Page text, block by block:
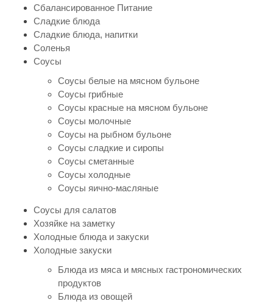
Сбалансированное Питание
Сладкие блюда
Сладкие блюда, напитки
Соленья
Соусы
Соусы белые на мясном бульоне
Соусы грибные
Соусы красные на мясном бульоне
Соусы молочные
Соусы на рыбном бульоне
Соусы сладкие и сиропы
Соусы сметанные
Соусы холодные
Соусы яично-масляные
Соусы для салатов
Хозяйке на заметку
Холодные блюда и закуски
Холодные закуски
Блюда из мяса и мясных гастрономических
продуктов
Блюда из овощей